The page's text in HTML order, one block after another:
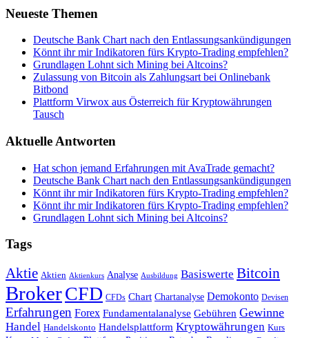
Neueste Themen
Deutsche Bank Chart nach den Entlassungsankündigungen
Könnt ihr mir Indikatoren fürs Krypto-Trading empfehlen?
Grundlagen Lohnt sich Mining bei Altcoins?
Zulassung von Bitcoin als Zahlungsart bei Onlinebank
Bitbond
Plattform Virwox aus Österreich für Kryptowährungen
Tausch
Aktuelle Antworten
Hat schon jemand Erfahrungen mit AvaTrade gemacht?
Deutsche Bank Chart nach den Entlassungsankündigungen
Könnt ihr mir Indikatoren fürs Krypto-Trading empfehlen?
Könnt ihr mir Indikatoren fürs Krypto-Trading empfehlen?
Grundlagen Lohnt sich Mining bei Altcoins?
Tags
Aktie Aktien Aktienkurs Analyse Ausbildung Basiswerte Bitcoin
BrokerCFD CFDs Chart Chartanalyse Demokonto Devisen
Erfahrungen Forex Fundamentalanalyse Gebühren Gewinne
Handel Handelskonto Handelsplattform Kryptowährungen Kurs